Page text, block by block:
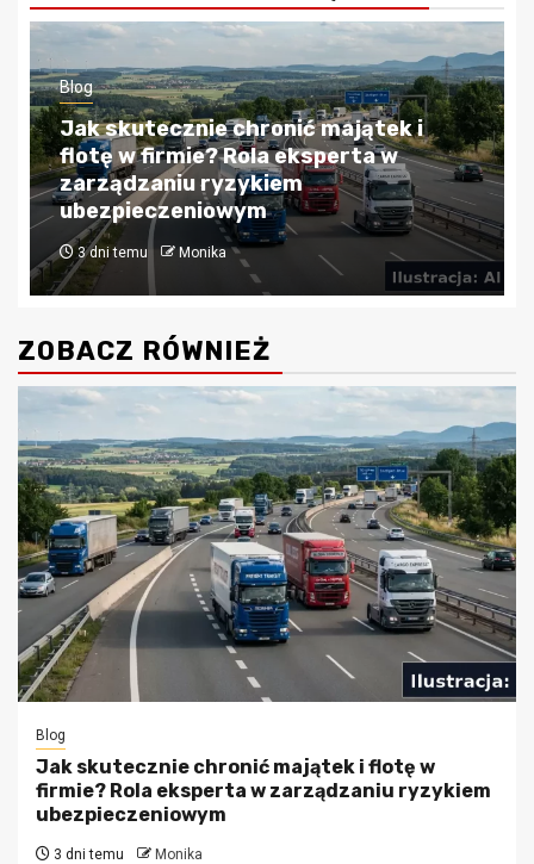
Blog
Kredyty hipoteczne w Krakowie:
Przewodnik po bezpiecznym
finansowaniu nieruchomości
4 tygodnie temu Monika
ZOBACZ RÓWNIEŻ
Blog
Jak skutecznie chronić majątek i flotę w
firmie? Rola eksperta w zarządzaniu ryzykiem
ubezpieczeniowym
3 dni temu Monika